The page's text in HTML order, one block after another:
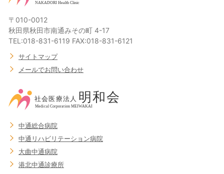
〒010-0012
秋田県秋田市南通みその町 4-17
TEL:018-831-6119 FAX:018-831-6121
サイトマップ
メールでお問い合わせ
中通総合病院
中通リハビリテーション病院
大曲中通病院
港北中通診療所